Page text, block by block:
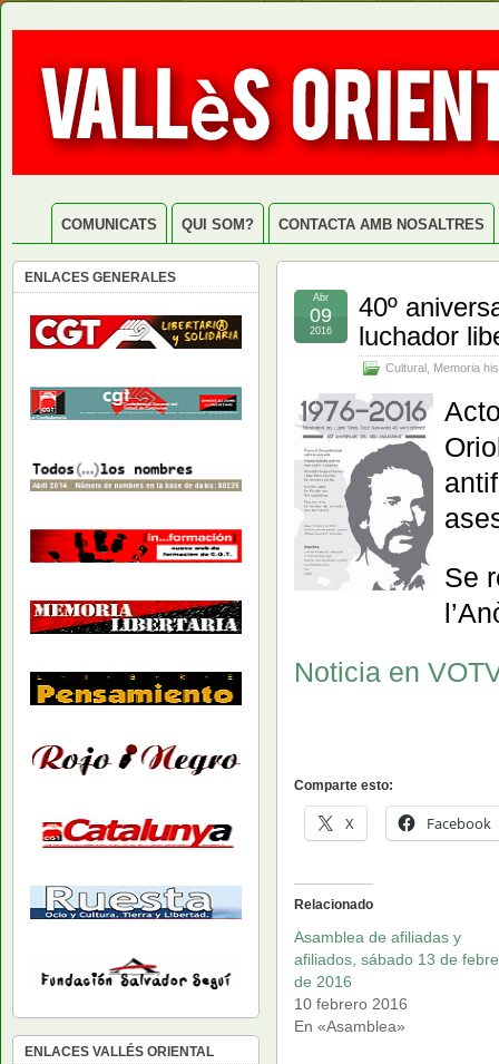
COMUNICATS QUI SOM? CONTACTA AMB NOSALTRES
40º
luchador
Cultural Memoria
Abr
09
2016
Se
Noticia en
Comparte esto:
X Facebook
Relacionado
Asamblea de afiliadas y
afiliados, sábado 13 de
de 2016
10 febrero 2016
En «Asamblea»
ENLACES GENERALES
ENLACES VALLÉS ORIENTAL